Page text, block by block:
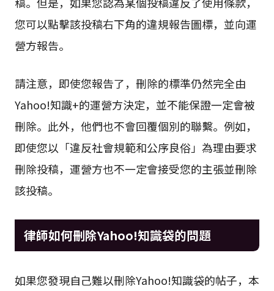
原則上，您不能直接刪除其他用戶之間的問答投
稿。但是，如果您認為某個投稿違反了使用條款，
您可以點擊該投稿右下角的違規報告圖標，並向運
營方報告。
請注意，即使您報告了，刪除的標準仍然完全由
Yahoo!知識+的運營方決定，並不能保證一定會被
刪除。此外，他們也不會回覆個別的聯繫。例如，
即使您以「違反社會規範和公序良俗」為理由要求
刪除投稿，運營方也不一定會接受您的主張並刪除
該投稿。